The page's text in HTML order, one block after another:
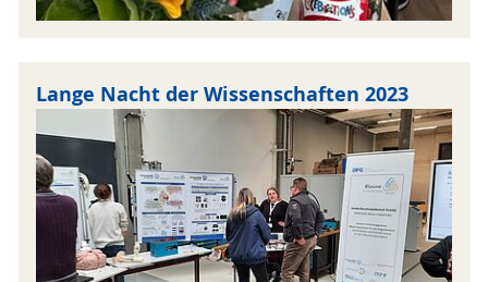
Lange Nacht der Wissenschaften 2023